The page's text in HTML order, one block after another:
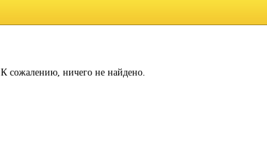
К сожалению, ничего не найдено.